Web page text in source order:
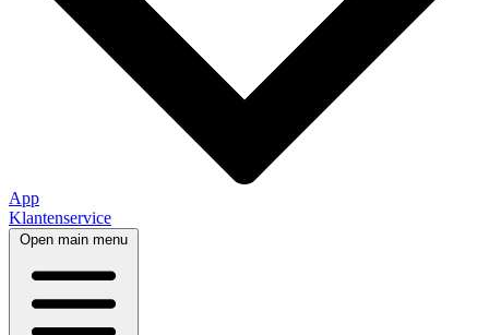
App
Klantenservice
Open main menu